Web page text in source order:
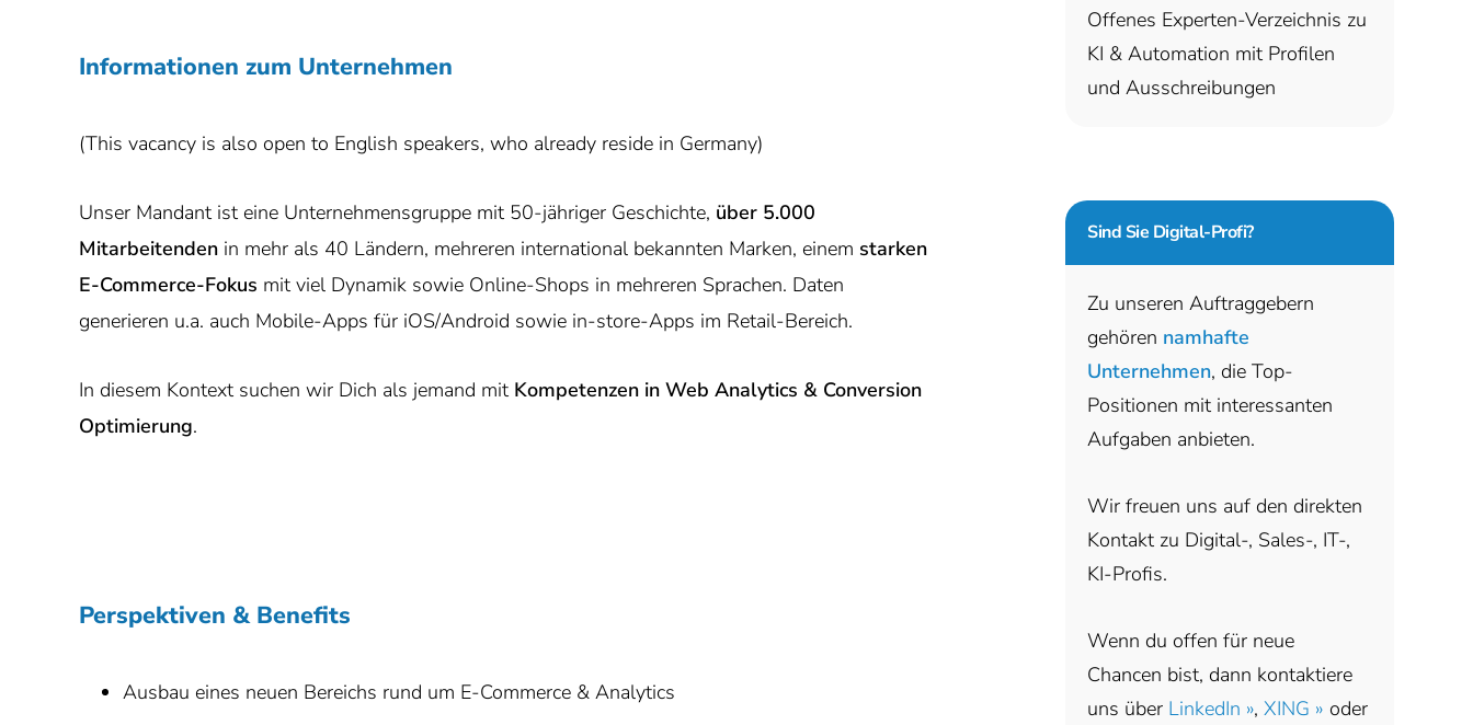
Informationen zum Unternehmen
(This vacancy is also open to English speakers, who already reside in Germany)
Unser Mandant ist eine Unternehmensgruppe mit 50-jähriger Geschichte, über 5.000
Mitarbeitenden in mehr als 40 Ländern, mehreren international bekannten Marken, einem starken
E-Commerce-Fokus mit viel Dynamik sowie Online-Shops in mehreren Sprachen. Daten
generieren u.a. auch Mobile-Apps für iOS/Android sowie in-store-Apps im Retail-Bereich.
In diesem Kontext suchen wir Dich als jemand mit Kompetenzen in Web Analytics & Conversion
Optimierung.
Perspektiven & Benefits
Ausbau eines neuen Bereichs rund um E-Commerce & Analytics
Offenes Experten-Verzeichnis zu
KI & Automation mit Profilen
und Ausschreibungen
Sind Sie Digital-Profi?
Zu unseren Auftraggebern
gehören namhafte
Unternehmen, die Top-
Positionen mit interessanten
Aufgaben anbieten.
Wir freuen uns auf den direkten
Kontakt zu Digital-, Sales-, IT-,
KI-Profis.
Wenn du offen für neue
Chancen bist, dann kontaktiere
uns über LinkedIn », XING » oder